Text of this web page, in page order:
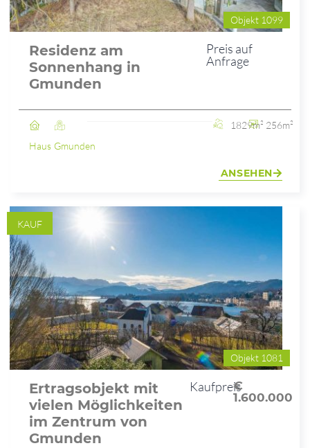
Objekt 1099
Residenz am
Sonnenhang in
Gmunden
Preis auf
Anfrage
Haus Gmunden
1829m² 256m²
ANSEHEN
KAUF
Objekt 1081
Ertragsobjekt mit
vielen Möglichkeiten
im Zentrum von
Gmunden
Kaufpreis
€
1.600.000